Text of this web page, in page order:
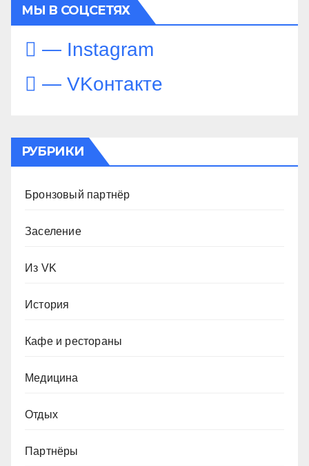
МЫ В СОЦСЕТЯХ
— Instagram
— VKонтакте
РУБРИКИ
Бронзовый партнёр
Заселение
Из VK
История
Кафе и рестораны
Медицина
Отдых
Партнёры